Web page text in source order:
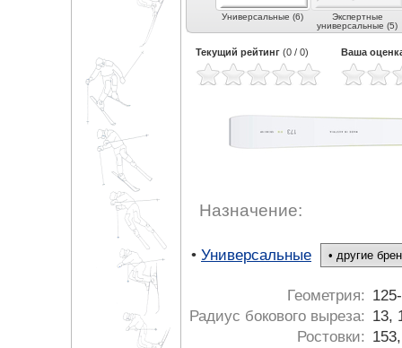
Универсальные (6)
Экспертные
универсальные (5)
Текущий рейтинг (0 / 0) Ваша
Назначение:
• Универсальные
Геометрия:
Радиус бокового выреза:
13,
Ростовки: